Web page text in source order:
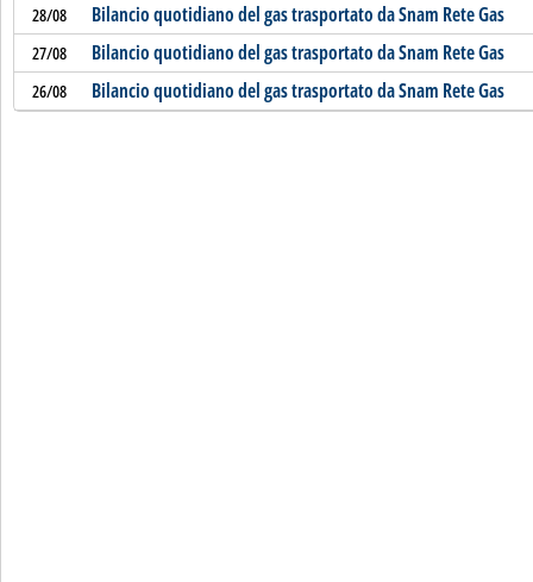
28/08 Bilancio quotidiano del gas trasportato da Snam Rete Gas
27/08 Bilancio quotidiano del gas trasportato da Snam Rete Gas
26/08 Bilancio quotidiano del gas trasportato da Snam Rete Gas